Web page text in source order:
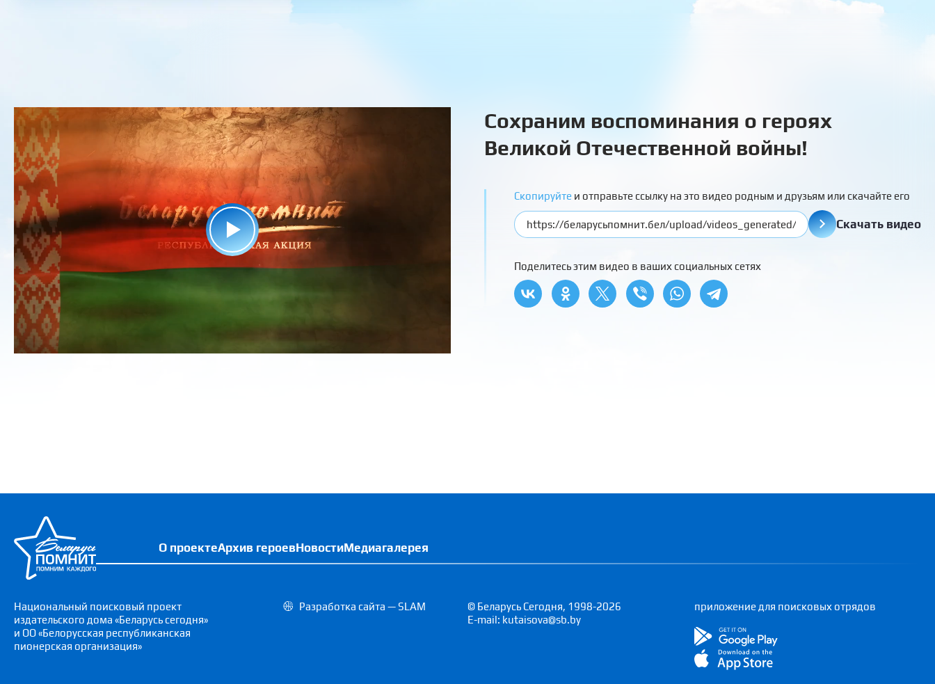
Сохраним воспоминания о героях
Великой Отечественной войны!
Скопируйте и отправьте ссылку на это видео родным и друзьям или скачайте его
Скачать видео
Поделитесь этим видео в ваших социальных сетях
О проектеАрхив героевНовостиМедиагалерея
Национальный поисковый проект
издательского дома «Беларусь сегодня»
и ОО «Белорусская республиканская
пионерская организация»
Разработка сайта — SLAM
© Беларусь Сегодня, 1998-2026
E-mail: kutaisova@sb.by
приложение для поисковых отрядов